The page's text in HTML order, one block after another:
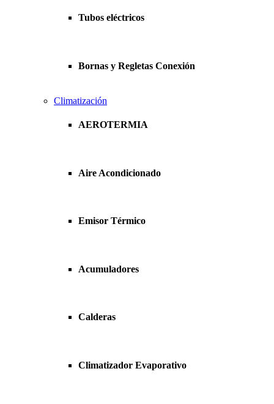
Tubos eléctricos
Bornas y Regletas Conexión
Climatización
AEROTERMIA
Aire Acondicionado
Emisor Térmico
Acumuladores
Calderas
Climatizador Evaporativo